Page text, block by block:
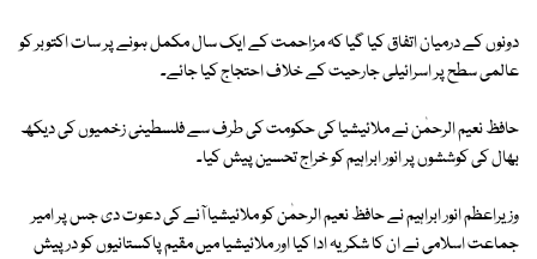
دونوں کے درمیان اتفاق کیا گیا کہ مزاحمت کے ایک سال مکمل ہونے پر سات اکتوبر کو
عالمی سطح پر اسرائیلی جارحیت کے خلاف احتجاج کیا جائے۔
حافظ نعیم الرحمٰن نے ملائیشیا کی حکومت کی طرف سے فلسطینی زخمیوں کی دیکھ
بھال کی کوششوں پر انور ابراہیم کو خراج تحسین پیش کیا۔
وزیراعظم انور ابراہیم نے حافظ نعیم الرحمٰن کو ملائیشیا آنے کی دعوت دی جس پر امیر
جماعت اسلامی نے ان کا شکریہ ادا کیا اور ملائیشیا میں مقیم پاکستانیوں کو درپیش